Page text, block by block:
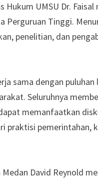
Hukum UMSU Dr.
Perguruan Tinggi.
penelitian, dan
sama dengan
Seluruhnya
memanfaatkan
praktisi
David Reynold